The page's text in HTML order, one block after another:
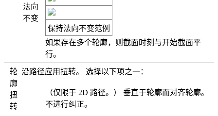
法向
不变
保持法向不变范例
如果存在多个轮廓，则截面时刻与开始截面平
行。
轮
廓
扭
转
沿路径应用扭转。 选择以下项之一：
（仅限于 2D 路径。） 垂直于轮廓而对齐轮廓。
不进行纠正。